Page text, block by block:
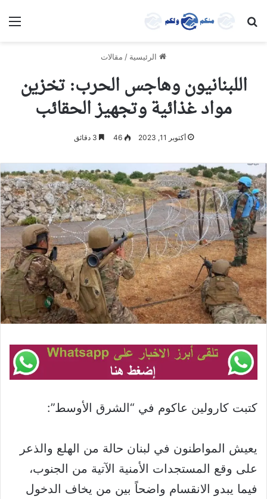
بحث عن
الرئيسية / مقالات
اللبنانيون وهاجس الحرب: تخزين
مواد غذائية وتجهيز الحقائب
أكتوبر 11, 2023 46
كتبت كارولين عاكوم في “الشرق الأوسط”:
يعيش المواطنون في لبنان حالة من الهلع والذعر
على وقع المستجدات الأمنية الآتية من الجنوب،
فيما يبدو الانقسام واضحاً بين من يخاف الدخول